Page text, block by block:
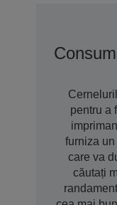
pentru a
furniza
care va
căutați